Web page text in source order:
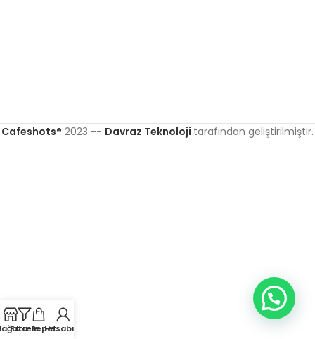
Cafeshots® 2023 -- Davraz Teknoloji tarafından geliştirilmiştir.
FiltreleSepetHesabım